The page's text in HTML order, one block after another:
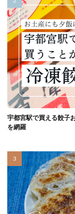
宇都宮駅で買える餃子
を網羅